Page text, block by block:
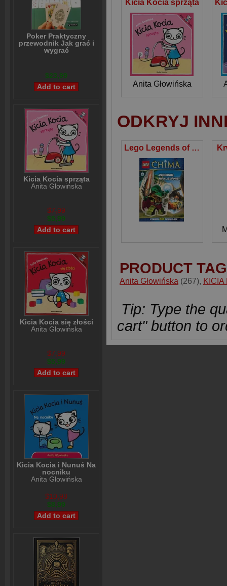
Poker Praktyczny
przewodnik Jak grać i
wygrać
$23,99
Kicia Kocia sprząta
Anita Głowińska
$7,99
$5,99
Kicia Kocia się złości
Anita Głowińska
$7,99
$5,99
Kicia Kocia i Nunuś Na
nocniku
Anita Głowińska
$10,98
$8,99
Kicia Kocia sprząta
Anita Głowińska
ODKRYJ
Lego Legends of Chima Zadanie naklejanie Wiek 5+
PRODUCT
Anita Głowińska (267), KICIA
Tip: Type the
cart" button to